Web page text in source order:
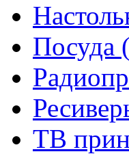
Посуда
ТВ